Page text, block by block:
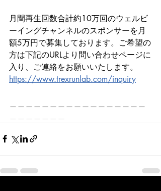
月間再生回数合計約10万回のウェルビ
ーイングチャンネルのスポンサーを月
額5万円で募集しております。ご希望の
方は下記のURLより問い合わせページに
入り、ご連絡をお願いいたします。
https://www.trexrunlab.com/inquiry